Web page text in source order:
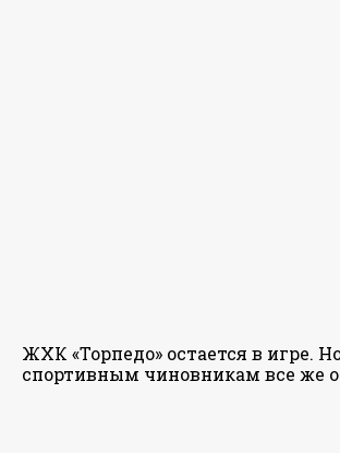
ЖХК «Торпедо» остается в игре.
спортивным чиновникам все же